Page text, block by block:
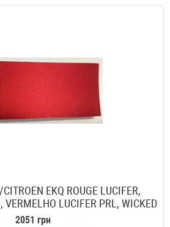
EKQ ROUGE LUCIFER,
VERMELHO LUCIFER PRL, WICKED
RED
2051 грн